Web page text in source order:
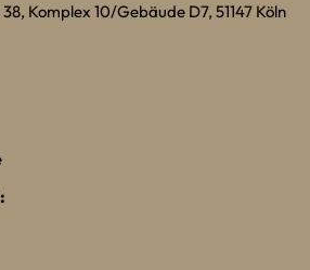
Komplex 10/Gebäude D7, 51147 Köln